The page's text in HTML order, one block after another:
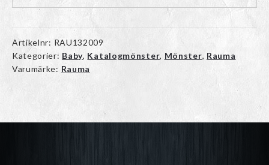
Artikelnr: RAU132009
Kategorier: Baby, Katalogmönster, Mönster, Rauma
Varumärke: Rauma